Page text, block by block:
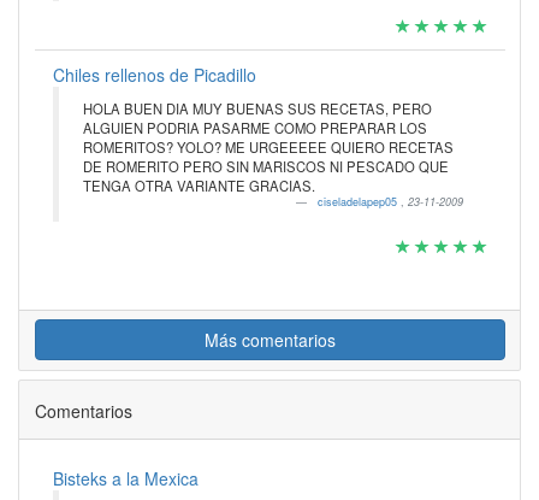
Chiles rellenos de Picadillo
HOLA BUEN DIA MUY BUENAS SUS RECETAS, PERO
ALGUIEN PODRIA PASARME COMO PREPARAR LOS
ROMERITOS? YOLO? ME URGEEEEE QUIERO RECETAS
DE ROMERITO PERO SIN MARISCOS NI PESCADO QUE
TENGA OTRA VARIANTE GRACIAS.
ciseladelapep05 , 23-11-2009
Más comentarios
Comentarios
Bisteks a la Mexica